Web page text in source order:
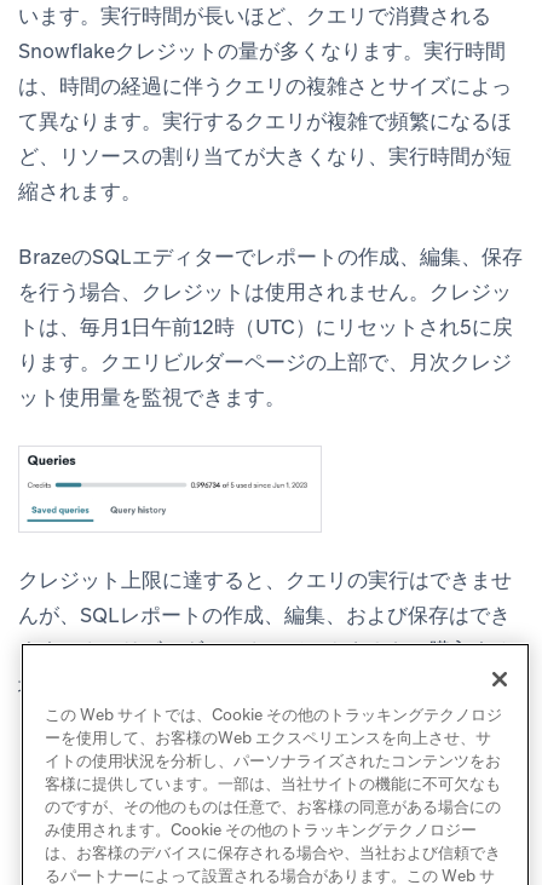
います。実行時間が長いほど、クエリで消費される
Snowflakeクレジットの量が多くなります。実行時間
は、時間の経過に伴うクエリの複雑さとサイズによっ
て異なります。実行するクエリが複雑で頻繁になるほ
ど、リソースの割り当てが大きくなり、実行時間が短
縮されます。
BrazeのSQLエディターでレポートの作成、編集、保存
を行う場合、クレジットは使用されません。クレジッ
トは、毎月1日午前12時（UTC）にリセットされ5に戻
ります。クエリビルダーページの上部で、月次クレジ
ット使用量を監視できます。
クレジット上限に達すると、クエリの実行はできませ
んが、SQLレポートの作成、編集、および保存はでき
ます。クエリビルダーのクレジットをさらに購入する
場合は、アカウントマネージャーにお問い合わせくだ
さい。
この Web サイトでは、Cookie その他のトラッキングテクノロジ
ーを使用して、お客様のWeb エクスペリエンスを向上させ、サ
イトの使用状況を分析し、パーソナライズされたコンテンツをお
客様に提供しています。一部は、当社サイトの機能に不可欠なも
のですが、その他のものは任意で、お客様の同意がある場合にの
み使用されます。Cookie その他のトラッキングテクノロジー
は、お客様のデバイスに保存される場合や、当社および信頼でき
るパートナーによって設置される場合があります。この Web サ